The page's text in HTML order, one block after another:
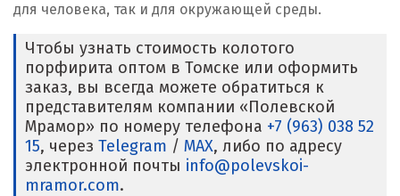
для человека, так и для окружающей среды.
Чтобы узнать стоимость колотого
порфирита оптом в Томске или оформить
заказ, вы всегда можете обратиться к
представителям компании «Полевской
Мрамор» по номеру телефона +7 (963) 038 52
15, через Telegram / MAX, либо по адресу
электронной почты info@polevskoi-
mramor.com.